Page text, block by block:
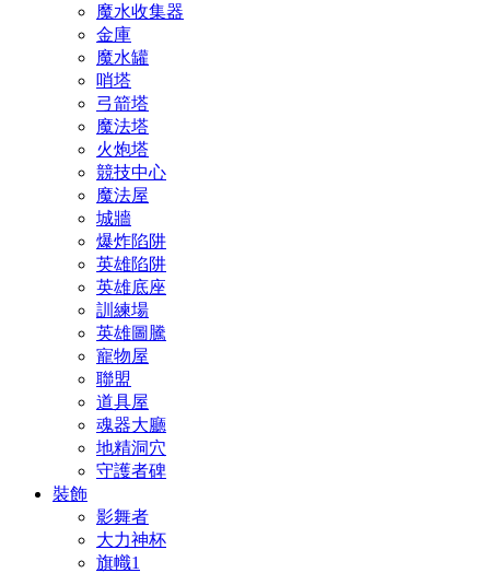
魔水收集器
金庫
魔水罐
哨塔
弓箭塔
魔法塔
火炮塔
競技中心
魔法屋
城牆
爆炸陷阱
英雄陷阱
英雄底座
訓練場
英雄圖騰
寵物屋
聯盟
道具屋
魂器大廳
地精洞穴
守護者碑
裝飾
影舞者
大力神杯
旗幟1